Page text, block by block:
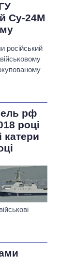
Су-24М
російський
рф
році
катери